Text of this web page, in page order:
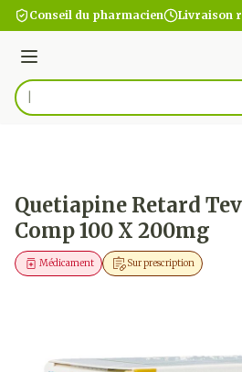
Aller au contenu
Conseil du pharmacien Livraison
Menu
Rechercher
Quetiapine Retard
Comp 100 X 200mg
Sur prescription
Médicament